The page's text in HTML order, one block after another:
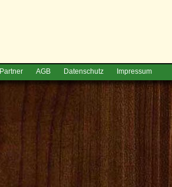
Partner AGB Datenschutz Impressum